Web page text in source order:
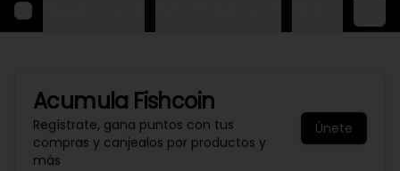
Acumula Fishcoin
Regístrate, gana puntos con tus
compras y canjealos por productos y
más
Únete